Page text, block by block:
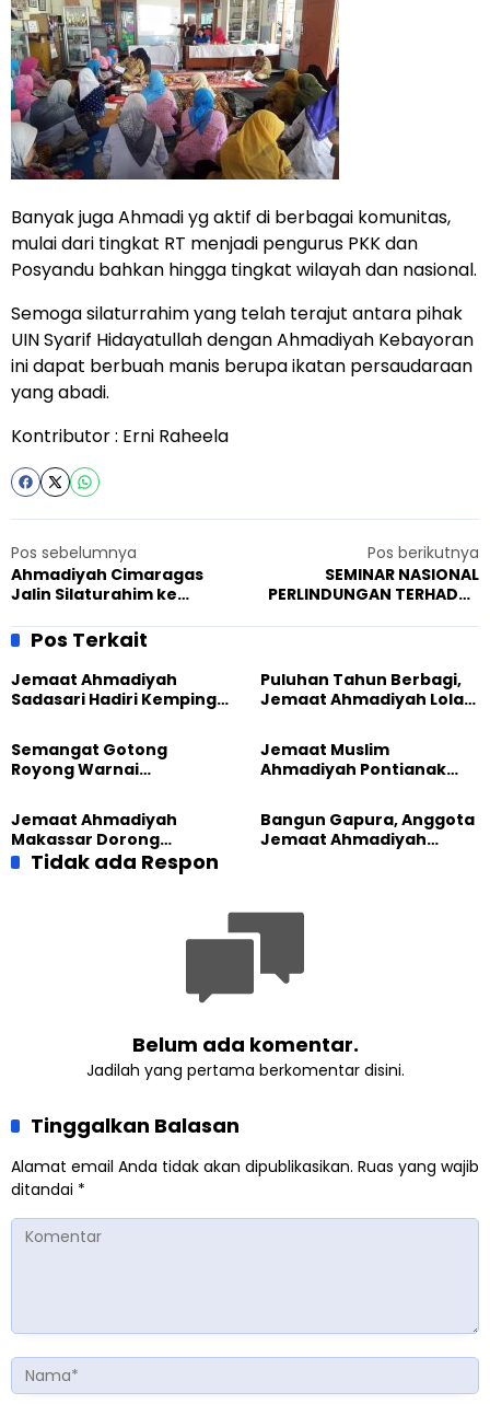
Banyak juga Ahmadi yg aktif di berbagai komunitas,
mulai dari tingkat RT menjadi pengurus PKK dan
Posyandu bahkan hingga tingkat wilayah dan nasional.
Semoga silaturrahim yang telah terajut antara pihak
UIN Syarif Hidayatullah dengan Ahmadiyah Kebayoran
ini dapat berbuah manis berupa ikatan persaudaraan
yang abadi.
Kontributor : Erni Raheela
Pos sebelumnya
Ahmadiyah Cimaragas
Jalin Silaturahim ke
Pos berikutnya
SEMINAR NASIONAL
PERLINDUNGAN TERHADAP
KEKERASAN BERBASIS
Pos Terkait
Jemaat Ahmadiyah
Sadasari Hadiri Kemping
Majalengka
Puluhan Tahun Berbagi,
Jemaat Ahmadiyah Lolak
Sembako kepada Warga
Semangat Gotong
Royong Warnai
Masjid di Jemaat
Ahmadiyah Sukapura
Jemaat Muslim
Ahmadiyah Pontianak
Perkuat Kolaborasi Sosial
Jemaat Ahmadiyah
Makassar Dorong
Kesadaran Lingkungan
Lewat Edukasi Ekoteologi
Bangun Gapura, Anggota
Jemaat Ahmadiyah
Tidak ada Respon
Belum ada komentar.
Jadilah yang pertama berkomentar disini.
Tinggalkan Balasan
Alamat email Anda tidak akan dipublikasikan. Ruas yang wajib
ditandai *